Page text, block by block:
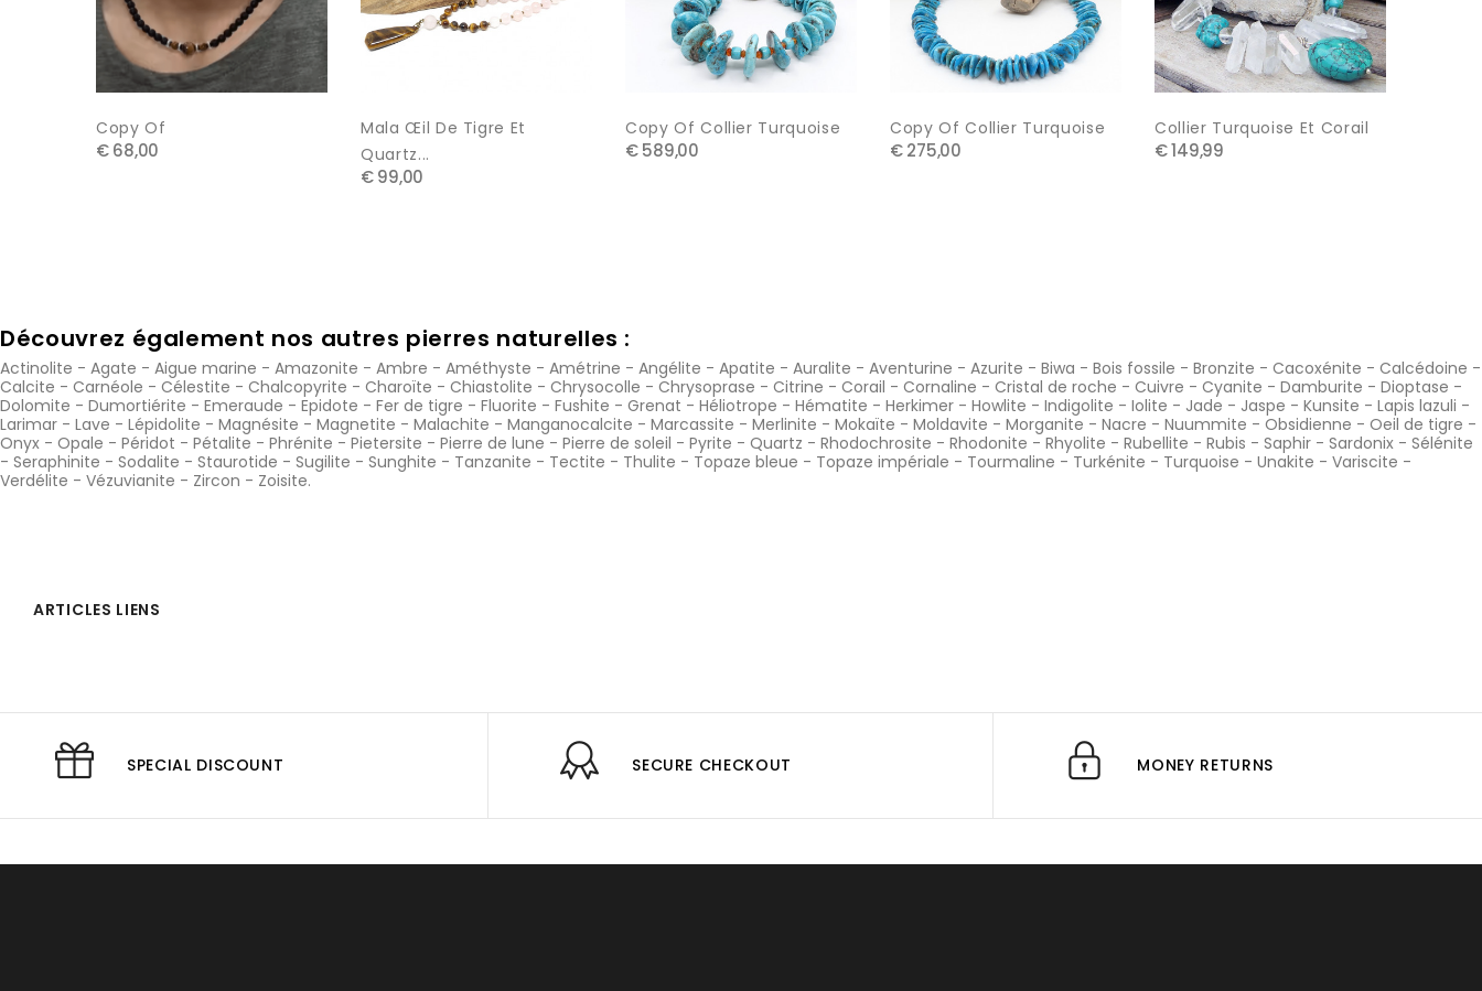
Copy Of
€ 68,00
Mala Œil De Tigre Et
Quartz...
€ 99,00
Copy Of Collier Turquoise
€ 589,00
Copy Of Collier Turquoise
€ 275,00
Collier Turquoise Et Corail
€ 149,99
Découvrez également nos autres pierres naturelles :
Actinolite - Agate - Aigue marine - Amazonite - Ambre - Améthyste - Amétrine - Angélite - Apatite - Auralite - Aventurine - Azurite - Biwa - Bois fossile - Bronzite - Cacoxénite - Calcédoine -
Calcite - Carnéole - Célestite - Chalcopyrite - Charoïte - Chiastolite - Chrysocolle - Chrysoprase - Citrine - Corail - Cornaline - Cristal de roche - Cuivre - Cyanite - Damburite - Dioptase -
Dolomite - Dumortiérite - Emeraude - Epidote - Fer de tigre - Fluorite - Fushite - Grenat - Héliotrope - Hématite - Herkimer - Howlite - Indigolite - Iolite - Jade - Jaspe - Kunsite - Lapis lazuli -
Larimar - Lave - Lépidolite - Magnésite - Magnetite - Malachite - Manganocalcite - Marcassite - Merlinite - Mokaïte - Moldavite - Morganite - Nacre - Nuummite - Obsidienne - Oeil de tigre -
Onyx - Opale - Péridot - Pétalite - Phrénite - Pietersite - Pierre de lune - Pierre de soleil - Pyrite - Quartz - Rhodochrosite - Rhodonite - Rhyolite - Rubellite - Rubis - Saphir - Sardonix - Sélénite
- Seraphinite - Sodalite - Staurotide - Sugilite - Sunghite - Tanzanite - Tectite - Thulite - Topaze bleue - Topaze impériale - Tourmaline - Turkénite - Turquoise - Unakite - Variscite -
Verdélite - Vézuvianite - Zircon - Zoisite.
ARTICLES LIENS
SPECIAL DISCOUNT SECURE CHECKOUT MONEY RETURNS